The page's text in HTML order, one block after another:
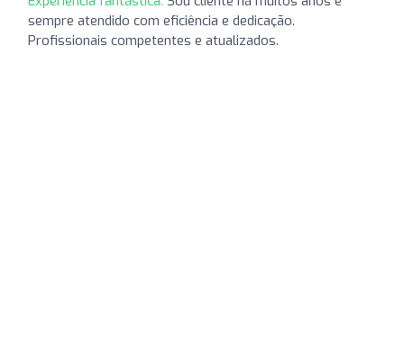
sempre atendido com eficiência e dedicação.
Profissionais competentes e atualizados.